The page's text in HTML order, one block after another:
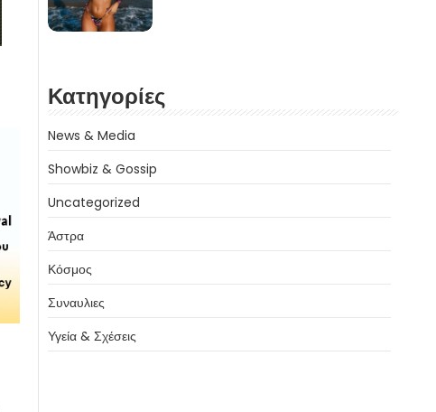
Κατηγορίες
News & Media
Showbiz & Gossip
Uncategorized
Άστρα
Κόσμος
Συναυλιες
Υγεία & Σχέσεις